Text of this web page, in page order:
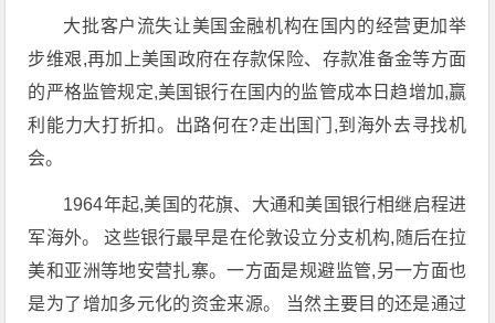
大批客户流失让美国金融机构在国内的经营更加举
步维艰,再加上美国政府在存款保险、存款准备金等方面
的严格监管规定,美国银行在国内的监管成本日趋增加,赢
利能力大打折扣。出路何在?走出国门,到海外去寻找机
会。
1964年起,美国的花旗、大通和美国银行相继启程进
军海外。 这些银行最早是在伦敦设立分支机构,随后在拉
美和亚洲等地安营扎寨。一方面是规避监管,另一方面也
是为了增加多元化的资金来源。 当然主要目的还是通过